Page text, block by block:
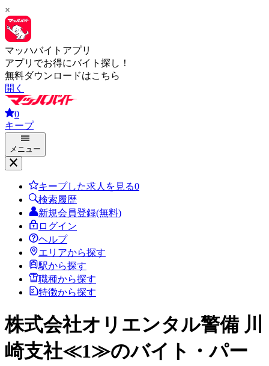
×
マッハバイトアプリ
アプリでお得にバイト探し！
無料ダウンロードはこちら
開く
0
キープ
メニュー
キープした求人を見る0
検索履歴
新規会員登録(無料)
ログイン
ヘルプ
エリアから探す
駅から探す
職種から探す
特徴から探す
株式会社オリエンタル警備 川
崎支社≪1≫のバイト・パー